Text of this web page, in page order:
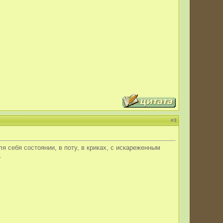
#3
состоянии, в поту, в криках, с искареженным